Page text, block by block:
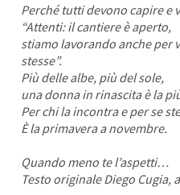
Perché tutti devono capire e
“Attenti: il cantiere è aperto,
stiamo lavorando anche per
stesse”.
Più delle albe, più del sole,
una donna in rinascita è la
Per chi la incontra e per se
È la primavera a novembre.
Quando meno te l’aspetti…
Testo originale Diego Cugia,